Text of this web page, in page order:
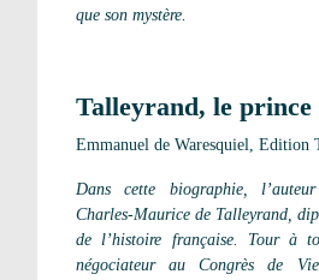
que son mystère.
Talleyrand, le
Emmanuel de Waresquiel, Edition
Dans cette biographie,
Charles-Maurice de Talleyrand,
de l’histoire française. Tour à
négociateur au Congrès de